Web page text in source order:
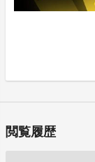
閲覧履歴